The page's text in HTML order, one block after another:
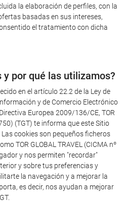
la elaboración de perfiles, con la
basadas en sus intereses,
el tratamiento con dicha
y por qué las utilizamos?
en el artículo 22.2 de la Ley de
y de Comercio Electrónico
Europea 2009/136/CE, TOR
(TGT) te informa que este Sitio
cookies son pequeños ficheros
TOR GLOBAL TRAVEL (CICMA nº
y nos permiten "recordar"
y sobre tus preferencias y
la navegación y a mejorar la
es decir, nos ayudan a mejorar